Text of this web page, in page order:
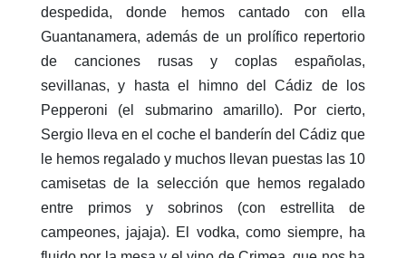
despedida, donde hemos cantado con ella
Guantanamera, además de un prolífico repertorio
de canciones rusas y coplas españolas,
sevillanas, y hasta el himno del Cádiz de los
Pepperoni (el submarino amarillo). Por cierto,
Sergio lleva en el coche el banderín del Cádiz que
le hemos regalado y muchos llevan puestas las 10
camisetas de la selección que hemos regalado
entre primos y sobrinos (con estrellita de
campeones, jajaja). El vodka, como siempre, ha